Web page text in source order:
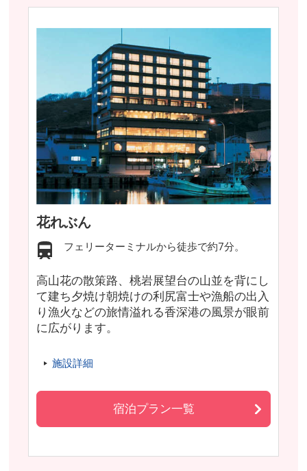
花れぶん
フェリーターミナルから徒歩で約7分。
高山花の散策路、桃岩展望台の山並を背にし
て建ち夕焼け朝焼けの利尻富士や漁船の出入
り漁火などの旅情溢れる香深港の風景が眼前
に広がります。
施設詳細
宿泊プラン一覧